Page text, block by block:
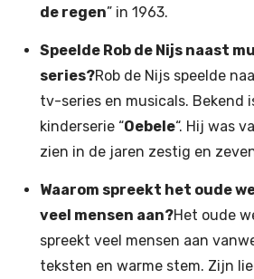
de regen” in 1963.
Speelde Rob de Nijs naast
series?Rob de Nijs speelde
tv-series en musicals. Bekend
kinderserie “Oebele“. Hij was
zien in de jaren zestig en
Waarom spreekt het oude
veel mensen aan?Het oude
spreekt veel mensen aan
teksten en warme stem. Zijn